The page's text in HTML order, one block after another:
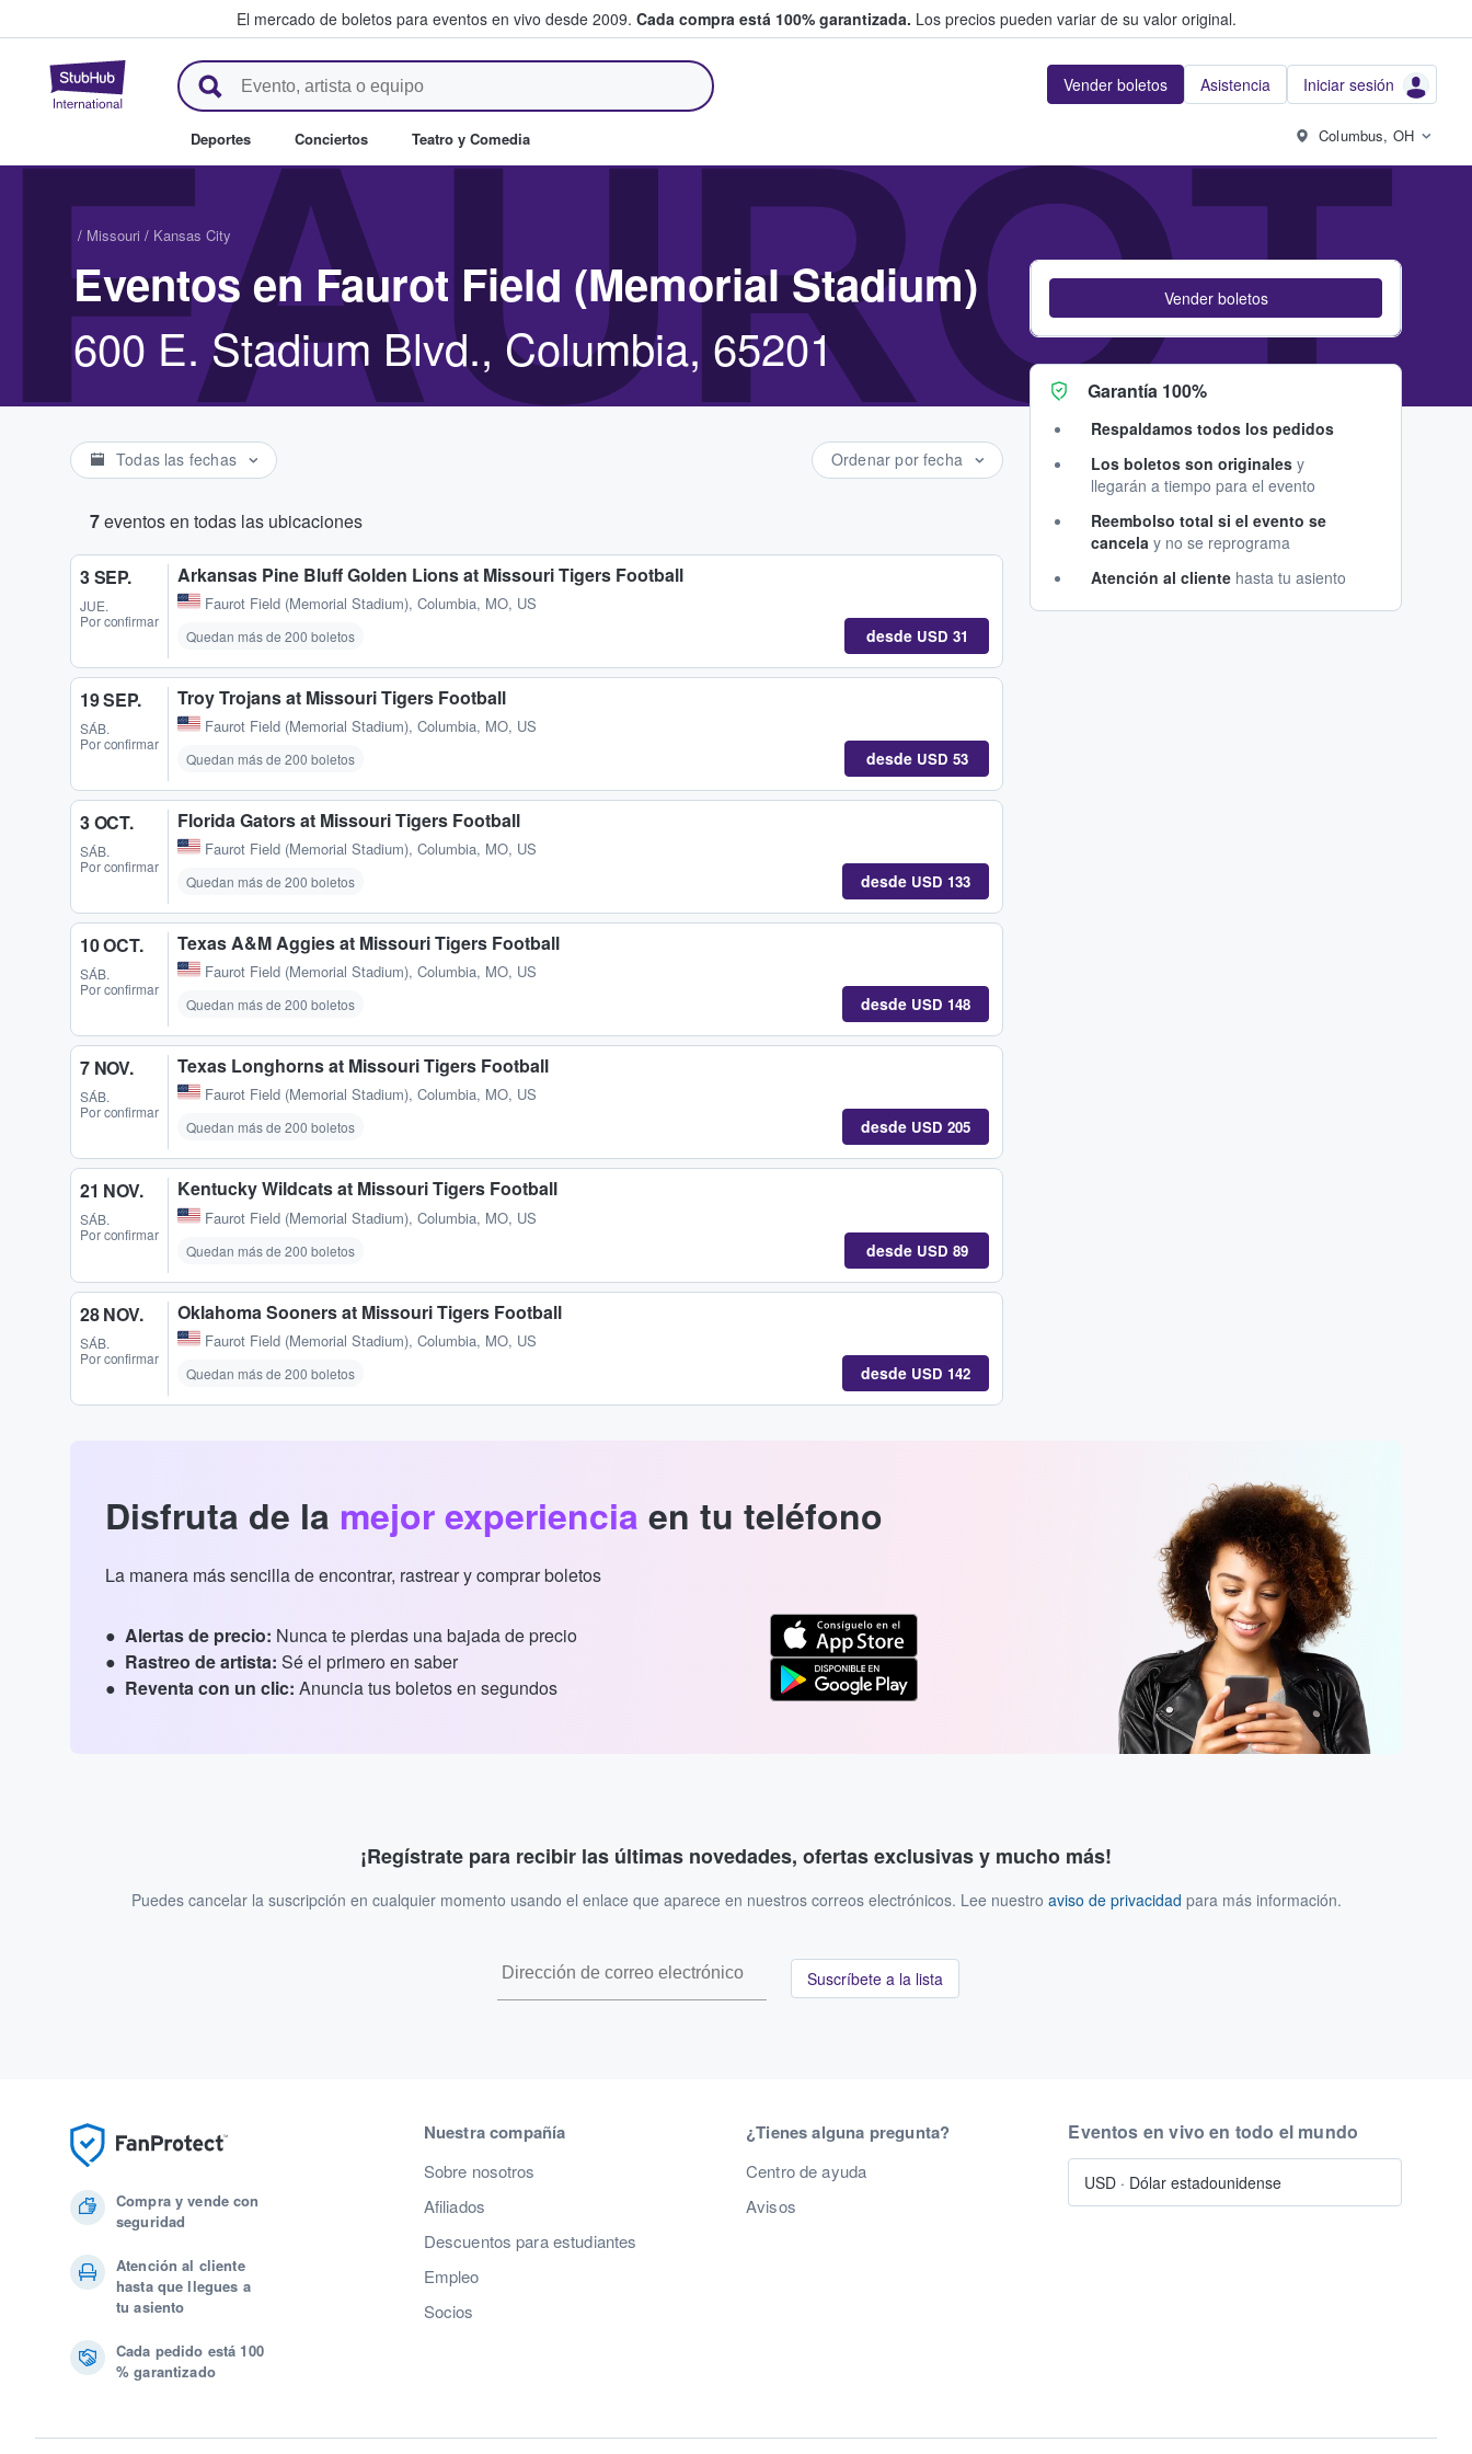
El mercado de boletos para eventos en vivo desde 2009. Cada compra está 100% garantizada. Los precios pueden variar de su valor original.
StubHub: donde los fans compran y venden boletos Vender boletos Asistencia Iniciar sesión
Deportes Conciertos Teatro y Comedia Columbus, OH
/ Missouri / Kansas City
Eventos en Faurot Field (Memorial Stadium)
600 E. Stadium Blvd., Columbia, 65201
Todas las fechas Ordenar por fecha
7eventos en todas las ubicaciones
3 SEP.
JUE.
Por confirmar
Arkansas Pine Bluff Golden Lions at Missouri Tigers Football
Faurot Field (Memorial Stadium), Columbia, MO, US
Quedan más de 200 boletos desde USD 31
19 SEP.
SÁB.
Por confirmar
Troy Trojans at Missouri Tigers Football
Faurot Field (Memorial Stadium), Columbia, MO, US
Quedan más de 200 boletos desde USD 53
3 OCT.
SÁB.
Por confirmar
Florida Gators at Missouri Tigers Football
Faurot Field (Memorial Stadium), Columbia, MO, US
Quedan más de 200 boletos desde USD 133
10 OCT.
SÁB.
Por confirmar
Texas A&M Aggies at Missouri Tigers Football
Faurot Field (Memorial Stadium), Columbia, MO, US
Quedan más de 200 boletos desde USD 148
7 NOV.
SÁB.
Por confirmar
Texas Longhorns at Missouri Tigers Football
Faurot Field (Memorial Stadium), Columbia, MO, US
Quedan más de 200 boletos desde USD 205
21 NOV.
SÁB.
Por confirmar
Kentucky Wildcats at Missouri Tigers Football
Faurot Field (Memorial Stadium), Columbia, MO, US
Quedan más de 200 boletos desde USD 89
28 NOV.
SÁB.
Por confirmar
Oklahoma Sooners at Missouri Tigers Football
Faurot Field (Memorial Stadium), Columbia, MO, US
Quedan más de 200 boletos desde USD 142
Vender boletos
Garantía 100%
Respaldamos todos los pedidos
Los boletos son originales y
llegarán a tiempo para el evento
Reembolso total si el evento se
cancela y no se reprograma
Atención al cliente hasta tu asiento
Disfruta de la mejor experiencia en tu teléfono
La manera más sencilla de encontrar, rastrear y comprar boletos
Alertas de precio: Nunca te pierdas una bajada de precio
Rastreo de artista: Sé el primero en saber
Reventa con un clic: Anuncia tus boletos en segundos
¡Regístrate para recibir las últimas novedades, ofertas exclusivas y mucho más!
Puedes cancelar la suscripción en cualquier momento usando el enlace que aparece en nuestros correos electrónicos. Lee nuestro aviso de privacidad para más información.
Suscríbete a la lista
Compra y vende con
seguridad
Atención al cliente
hasta que llegues a
tu asiento
Cada pedido está 100
% garantizado
Nuestra compañía
Sobre nosotros
Afiliados
Descuentos para estudiantes
Empleo
Socios
¿Tienes alguna pregunta?
Centro de ayuda
Avisos
Eventos en vivo en todo el mundo
USD · Dólar estadounidense